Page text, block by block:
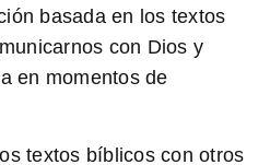
basada en los textos
con Dios y
en momentos de
textos bíblicos con otros